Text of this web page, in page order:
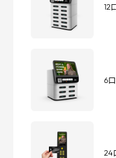
12
6
24